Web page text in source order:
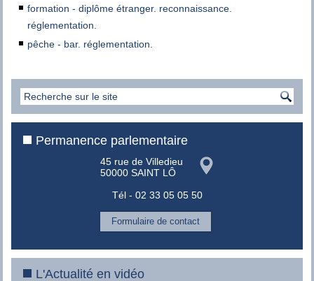
formation - diplôme étranger. reconnaissance.
réglementation.
pêche - bar. réglementation.
Permanence parlementaire
45 rue de Villedieu
50000 SAINT LÔ
Tél - 02 33 05 05 50
Formulaire de contact
L'Actualité en vidéo